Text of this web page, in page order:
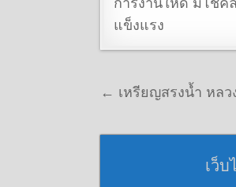
แข็งแรง
แนะแนวเรื่อง
← เหรียญสรงน้ำ หล
เว็